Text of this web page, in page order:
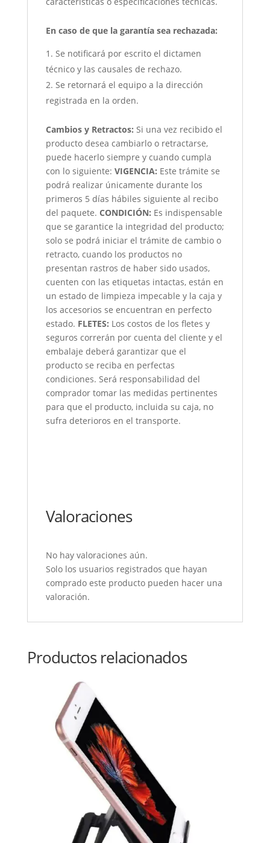
En caso de que la garantía sea rechazada:
Se notificará por escrito el dictamen
técnico y las causales de rechazo.
Se retornará el equipo a la dirección
registrada en la orden.
Cambios y Retractos: Si una vez recibido el
producto desea cambiarlo o retractarse,
puede hacerlo siempre y cuando cumpla
con lo siguiente: VIGENCIA: Este trámite se
podrá realizar únicamente durante los
primeros 5 días hábiles siguiente al recibo
del paquete. CONDICIÓN: Es indispensable
que se garantice la integridad del producto;
solo se podrá iniciar el trámite de cambio o
retracto, cuando los productos no
presentan rastros de haber sido usados,
cuenten con las etiquetas intactas, están en
un estado de limpieza impecable y la caja y
los accesorios se encuentran en perfecto
estado. FLETES: Los costos de los fletes y
seguros correrán por cuenta del cliente y el
embalaje deberá garantizar que el
producto se reciba en perfectas
condiciones. Será responsabilidad del
comprador tomar las medidas pertinentes
para que el producto, incluida su caja, no
sufra deterioros en el transporte.
Valoraciones
No hay valoraciones aún.
Solo los usuarios registrados que hayan
comprado este producto pueden hacer una
valoración.
Productos relacionados